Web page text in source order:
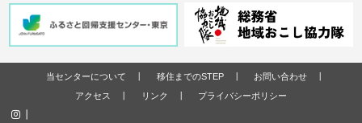
当センターについて 移住までのSTEP
お問い合わせ
アクセス
リンク プライバシーポリシー